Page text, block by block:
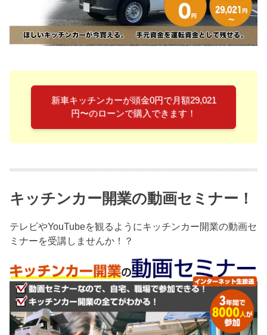
新車キッチンカーが頭金0円で月額29,021
円〜のローンで購入できます！
キッチンカー開業の動画セミナー！
テレビやYouTubeを観るようにキッチンカー開業の動画セ
ミナーを受講しませんか！？